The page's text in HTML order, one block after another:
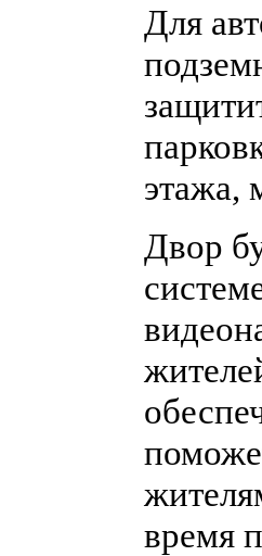
Для
этажа,
Двор
время